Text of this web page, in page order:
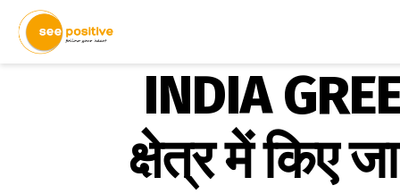
INDIA
क्षेत्र में किए